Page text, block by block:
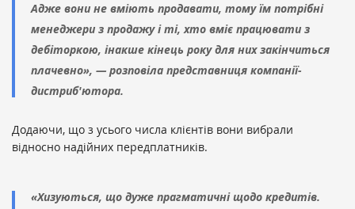
Адже вони не вміють продавати, тому їм потрібні
менеджери з продажу і ті, хто вміє працювати з
дебіторкою, інакше кінець року для них закінчиться
плачевно», — розповіла представниця компанії-
дистриб'ютора.
Додаючи, що з усього числа клієнтів вони вибрали
відносно надійних передплатників.
«Хизуються, що дуже прагматичні щодо кредитів.